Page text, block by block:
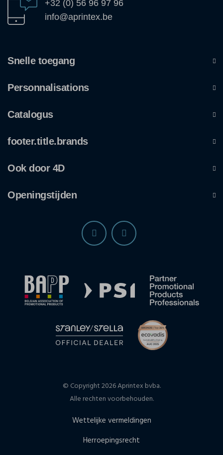
+32 (0) 56 96 97 96
info@aprintex.be
Snelle toegang
Personnalisations
Catalogus
footer.title.brands
Ook door 4D
Openingstijden
© Copyright 2026 Aprintex bvba.
Alle rechten voorbehouden.
Wettelijke vermeldingen
Herroepingsrecht